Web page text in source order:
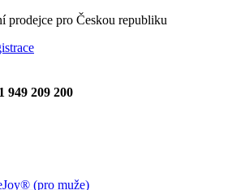
prodejce pro Českou republiku
949 209 200
(pro muže)